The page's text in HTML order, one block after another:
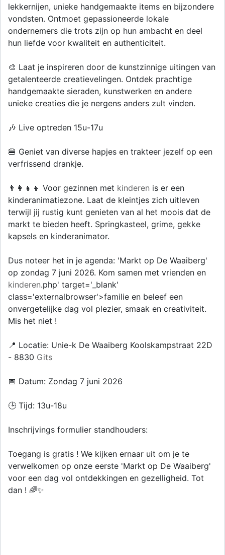
lekkernijen, unieke handgemaakte items en bijzondere
vondsten. Ontmoet gepassioneerde lokale
ondernemers die trots zijn op hun ambacht en deel
hun liefde voor kwaliteit en authenticiteit.
🎨 Laat je inspireren door de kunstzinnige uitingen van
getalenteerde creatievelingen. Ontdek prachtige
handgemaakte sieraden, kunstwerken en andere
unieke creaties die je nergens anders zult vinden.
🎶 Live optreden 15u-17u
🍔 Geniet van diverse hapjes en trakteer jezelf op een
verfrissend drankje.
👨‍👩‍👧‍👦 Voor gezinnen met kinderen is er een
kinderanimatiezone. Laat de kleintjes zich uitleven
terwijl jij rustig kunt genieten van al het moois dat de
markt te bieden heeft. Springkasteel, grime, gekke
kapsels en kinderanimator.
Dus noteer het in je agenda: 'Markt op De Waaiberg'
op zondag 7 juni 2026. Kom samen met vrienden en
kinderen.php' target='_blank'
class='externalbrowser'>familie en beleef een
onvergetelijke dag vol plezier, smaak en creativiteit.
Mis het niet !
📍 Locatie: Unie-k De Waaiberg Koolskampstraat 22D
- 8830 Gits
📅 Datum: Zondag 7 juni 2026
🕒 Tijd: 13u-18u
Inschrijvings formulier standhouders:
Toegang is gratis ! We kijken ernaar uit om je te
verwelkomen op onze eerste 'Markt op De Waaiberg'
voor een dag vol ontdekkingen en gezelligheid. Tot
dan ! 🌈✨